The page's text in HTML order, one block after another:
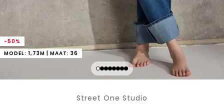
-50%
MODEL: 1,73M | MAAT: 36
Street One Studio